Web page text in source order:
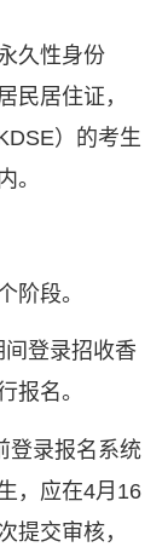
久性身份
民居住证，
）的考生
。
阶段。
登录招收香
报名。
登录报名系统
，应在4月16
提交审核，